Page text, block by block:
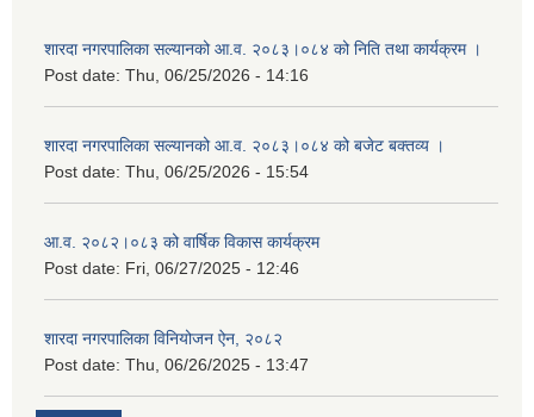
शारदा नगरपालिका सल्यानको आ.व. २०८३।०८४ को निति तथा कार्यक्रम ।
Post date: Thu, 06/25/2026 - 14:16
शारदा नगरपालिका सल्यानको आ.व. २०८३।०८४ को बजेट बक्तव्य ।
Post date: Thu, 06/25/2026 - 15:54
आ.व. २०८२।०८३ को वार्षिक विकास कार्यक्रम
Post date: Fri, 06/27/2025 - 12:46
शारदा नगरपालिका विनियोजन ऐन, २०८२
Post date: Thu, 06/26/2025 - 13:47